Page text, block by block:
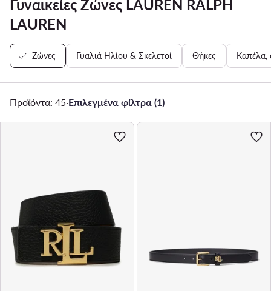
Γυναικείες Ζώνες LAUREN RALPH
LAUREN
Ζώνες Γυαλιά Ηλίου & Σκελετοί Θήκες Καπέλα,
Προϊόντα: 45·Επιλεγμένα φίλτρα (1)